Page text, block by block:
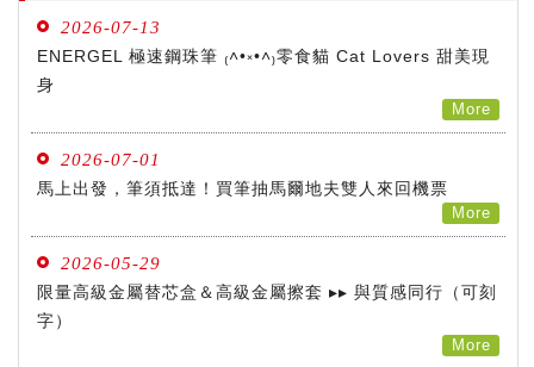
油性筆
2026-07-13
ENERGEL 極速鋼珠筆 ₍˄•༝•˄₎零食貓 Cat Lovers 甜美現
身
More
2026-07-01
馬上出發，筆須抵達！買筆抽馬爾地夫雙人來回機票
More
2026-05-29
限量高級金屬替芯盒＆高級金屬擦套 ▸▸ 與質感同行（可刻
字）
More